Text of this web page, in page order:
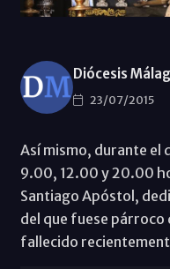
Diócesis
23/07/2015
Así mismo, durante el
9.00, 12.00 y 20.00
Santiago Apóstol,
del que fuese párroco
fallecido